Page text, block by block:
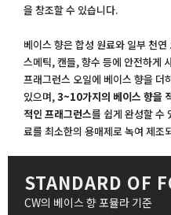
을 창조할 수 있습니다.
베이스 향은 합성 원료와 일부 천
스메틱, 캔들, 향수 등에 안전하게
프래그런스 오일에 베이스 향을 더
있으며,3~10가지의 베이스 향을
적인 프래그런스를 쉽게 완성할 수
료를 최소한의 용매제로 녹여 제조
STANDARD OF
CW의 베이스 향 포뮬라 기준